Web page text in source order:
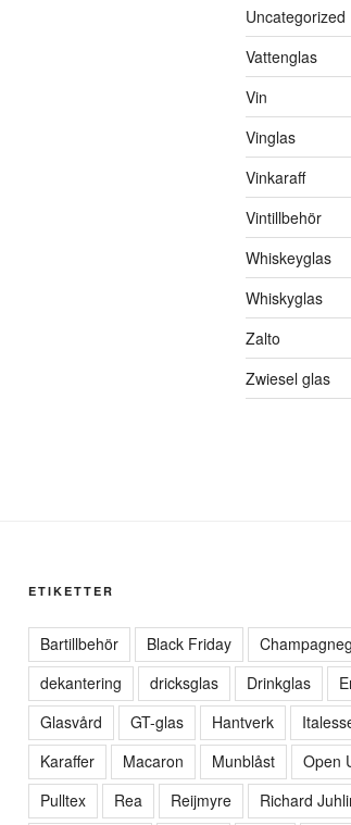
Uncategorized
Vattenglas
Vin
Vinglas
Vinkaraff
Vintillbehör
Whiskeyglas
Whiskyglas
Zalto
Zwiesel glas
ETIKETTER
Bartillbehör Black Friday
dekantering
dricksglas Drinkglas
Glasvård
GT-glas Hantverk
Karaffer
Macaron Munblåst Open
Pulltex
Rea Reijmyre Richard